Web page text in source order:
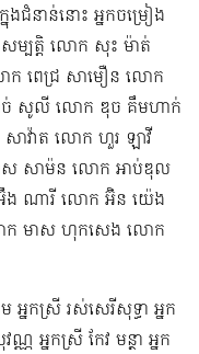
ជំនាន់នោះ អ្នកចម្រៀង
បត្តិ លោក សុះ ម៉ាត់
ពេជ្រ សាមឿន លោក
ច់ សូលី លោក ឌុច គឹមហាក់
វ៉ាត លោក ហួរ ឡាវី
សាម៉ន លោក អាប់ឌុល
ង ណារី លោក អ៊ិន យ៉េង​​
មាស ហុក​សេង លោក​
នកស្រី រស់សេរី​សុទ្ធា អ្នក
អ្នកស្រី កែវ មន្ថា អ្នក